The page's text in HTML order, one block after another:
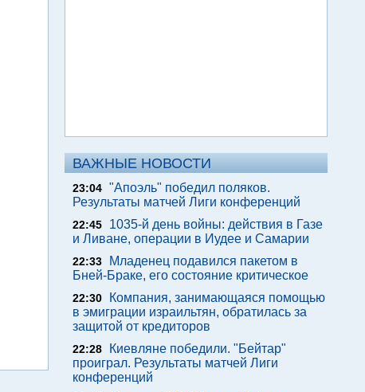
ВАЖНЫЕ НОВОСТИ
23:04 "Апоэль" победил поляков.
Результаты матчей Лиги конференций
22:45
1035-й день войны: действия в Газе
и Ливане, операции в Иудее и Самарии
22:33
Младенец подавился пакетом в
Бней-Браке, его состояние критическое
22:30
Компания, занимающаяся помощью
в эмиграции израильтян, обратилась за
защитой от кредиторов
22:28
Киевляне победили. "Бейтар"
проиграл. Результаты матчей Лиги
конференций